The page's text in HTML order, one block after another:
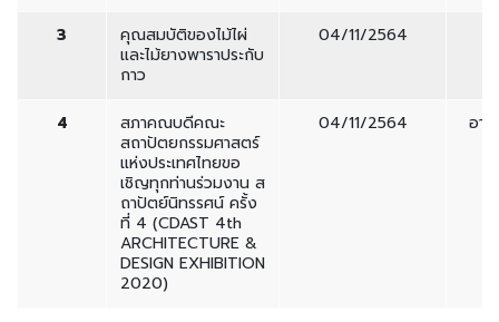
3
คุณสมบัติของไม้ไผ่
และไม้ยางพาราประกับ
กาว
04/11/2564
4
สภาคณบดีคณะ
สถาปัตยกรรมศาสตร์
แห่งประเทศไทยขอ
เชิญทุกท่านร่วมงาน ส
ถาปัตย์นิทรรศน์ ครั้ง
ที่ 4 (CDAST 4th
ARCHITECTURE &
DESIGN EXHIBITION
2020)
04/11/2564 อา